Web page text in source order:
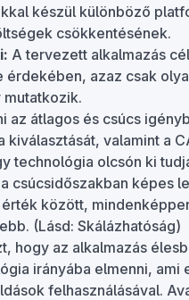
készül különböző
csökkentésének.
A tervezett alkalmazás
azaz csak
az átlagos és csúcs
valamint a
technológia olcsón ki
csúcsidőszakban képes
között,
(Lásd: Skálázhatóság)
hogy az alkalmazás
irányába elmenni, ami
felhasználásával.